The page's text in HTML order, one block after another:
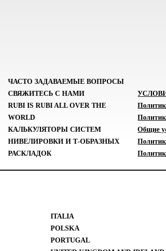
ЧАСТО ЗАДАВАЕМЫЕ ВОПРОСЫ
СВЯЖИТЕСЬ С НАМИ
RUBI IS RUBI ALL OVER THE
WORLD
КАЛЬКУЛЯТОРЫ СИСТЕМ
НИВЕЛИРОВКИ И Т-ОБРАЗНЫХ
РАСКЛАДОК
Общие
ITALIA
POLSKA
PORTUGAL